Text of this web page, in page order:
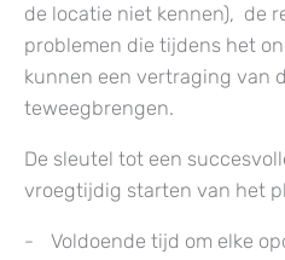
de locatie niet kennen), de
problemen die tijdens het
kunnen een vertraging van
teweegbrengen.
De sleutel tot een
vroegtijdig starten van het
Voldoende tijd om elke